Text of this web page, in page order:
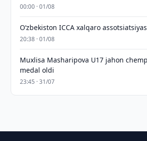
00:00 · 01/08
O‘zbekiston ICCA xalqaro
20:38 · 01/08
Muxlisa Masharipova U17 jahon
medal oldi
23:45 · 31/07